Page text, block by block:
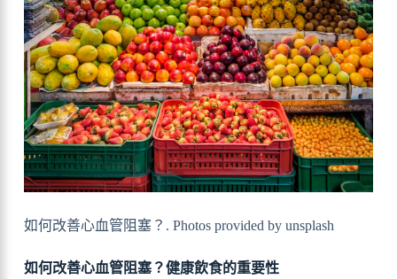
如何改善心血管阻塞？. Photos provided by unsplash
如何改善心血管阻塞？健康飲食的重要性